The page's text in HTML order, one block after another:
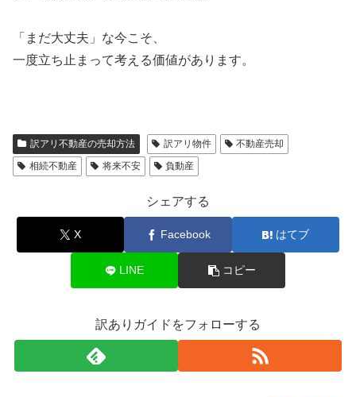
「まだ大丈夫」な今こそ、
一度立ち止まって考える価値があります。
訳アリ不動産の売却方法 訳アリ物件
不動産売却
相続不動産
将来不安 負動産
シェアする
X Facebook はてブ
LINE コピー
訳ありガイドをフォローする